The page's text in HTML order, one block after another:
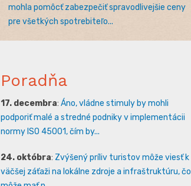
mohla pomôcť zabezpečiť spravodlivejšie ceny
pre všetkých spotrebiteľo...
Poradňa
17. decembra: Áno, vládne stimuly by mohli
podporiť malé a stredné podniky v implementácii
normy ISO 45001, čím by...
24. októbra: Zvýšený príliv turistov môže viesť k
väčšej záťaži na lokálne zdroje a infraštruktúru, čo